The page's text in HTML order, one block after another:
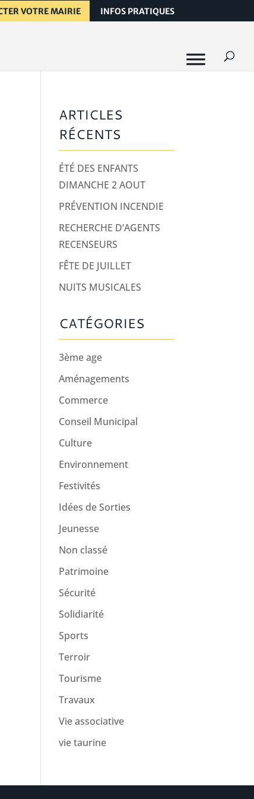
VOTRE MAIRIE INFOS PRATIQUES
ARTICLES
RÉCENTS
ÉTÉ DES ENFANTS
DIMANCHE 2 AOUT
PRÉVENTION INCENDIE
RECHERCHE D’AGENTS
RECENSEURS
FÊTE DE JUILLET
NUITS MUSICALES
CATÉGORIES
3ème age
Aménagements
Commerce
Conseil Municipal
Culture
Environnement
Festivités
Idées de Sorties
Jeunesse
Non classé
Patrimoine
Sécurité
Solidiarité
Sports
Terroir
Tourisme
Travaux
Vie associative
vie taurine